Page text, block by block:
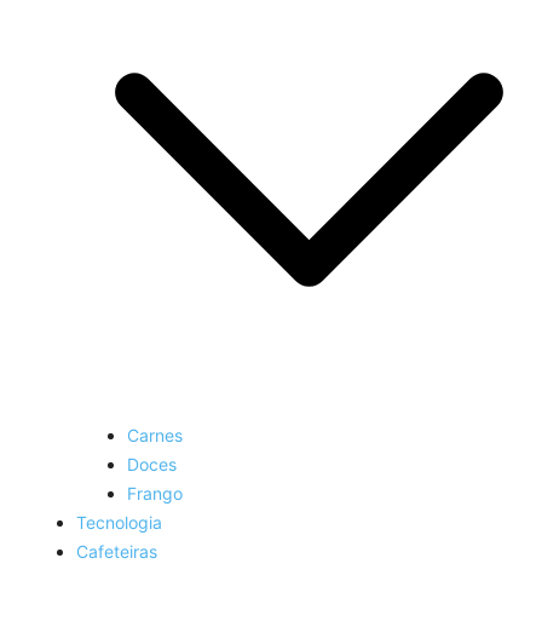
Carnes
Doces
Frango
Tecnologia
Cafeteiras